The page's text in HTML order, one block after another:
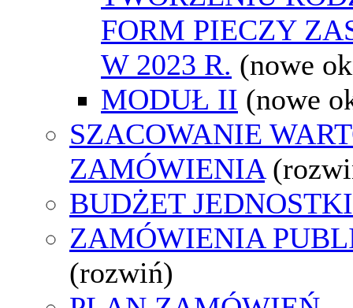
FORM PIECZY
W 2023 R. (nowe
MODUŁ II (nowe
SZACOWANIE
ZAMÓWIENIA
BUDŻET JEDNOSTKI
ZAMÓWIENIA
(rozwiń)